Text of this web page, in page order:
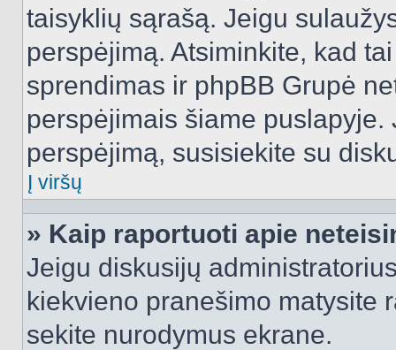
taisyklių sąrašą. Jeigu
perspėjimą. Atsiminkite, kad
sprendimas ir phpBB Grupė
perspėjimais šiame
perspėjimą, susisiekite su
Į viršų
» Kaip raportuoti apie
Jeigu diskusijų
kiekvieno pranešimo matysite
sekite nurodymus ekrane.